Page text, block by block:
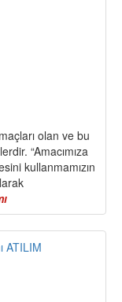
olan ve bu
“Amacımıza
kullanmamızın
KOMÜNİST